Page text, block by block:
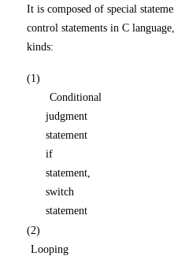
It is composed of special stateme
control statements in C language,
kinds:
(1)
Conditional
judgment
statement
if
statement,
switch
statement
(2)
Looping